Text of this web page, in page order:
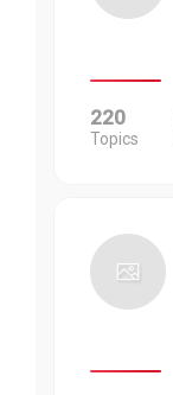
220
Topics